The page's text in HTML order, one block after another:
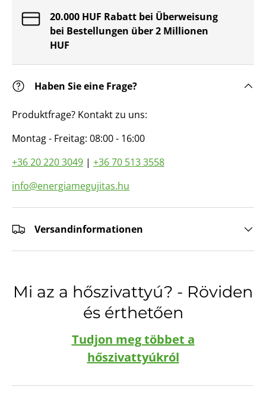
20.000 HUF Rabatt bei Überweisung
bei Bestellungen über 2 Millionen
HUF
Haben Sie eine Frage?
Produktfrage? Kontakt zu uns:
Montag - Freitag: 08:00 - 16:00
+36 20 220 3049 | +36 70 513 3558
info@energiamegujitas.hu
Versandinformationen
Mi az a hőszivattyú? - Röviden
és érthetően
Tudjon meg többet a
hőszivattyúkról